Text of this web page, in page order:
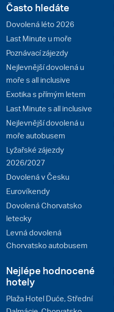
Často hledáte
Dovolená léto 2026
Last Minute u moře
Poznávací zájezdy
Nejlevnější dovolená u
moře s all inclusive
Exotika s přímým letem
Last Minute s all inclusive
Nejlevnější dovolená u
moře autobusem
Lyžařské zájezdy
2026/2027
Dovolená v Česku
Eurovíkendy
Dovolená Chorvatsko
letecky
Levná dovolená
Chorvatsko autobusem
Nejlépe hodnocené
hotely
Plaža Hotel Duće, Střední